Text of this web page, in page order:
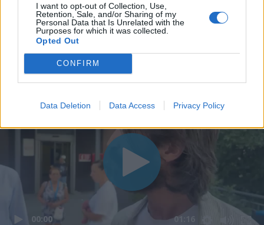
I want to opt-out of Collection, Use,
Retention, Sale, and/or Sharing of my
Personal Data that Is Unrelated with the
Purposes for which it was collected.
Opted Out
CONFIRM
Data Deletion Data Access Privacy Policy
00:00 01:16